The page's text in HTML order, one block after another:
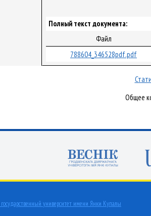
Полный текст документа:
Файл
788604_346528pdf.pdf
Общее
университет имени Янки Купалы